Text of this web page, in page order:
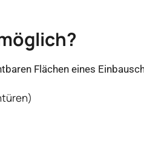
Flächen eines